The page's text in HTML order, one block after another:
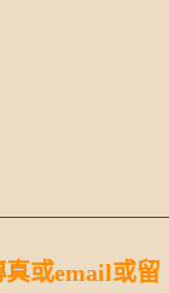
或email或留